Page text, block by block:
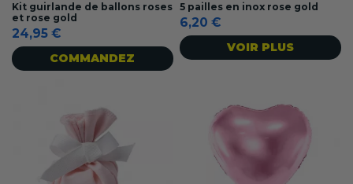
Kit guirlande de ballons roses
et rose gold
24,95 €
COMMANDEZ
5 pailles en inox rose gold
6,20 €
VOIR PLUS